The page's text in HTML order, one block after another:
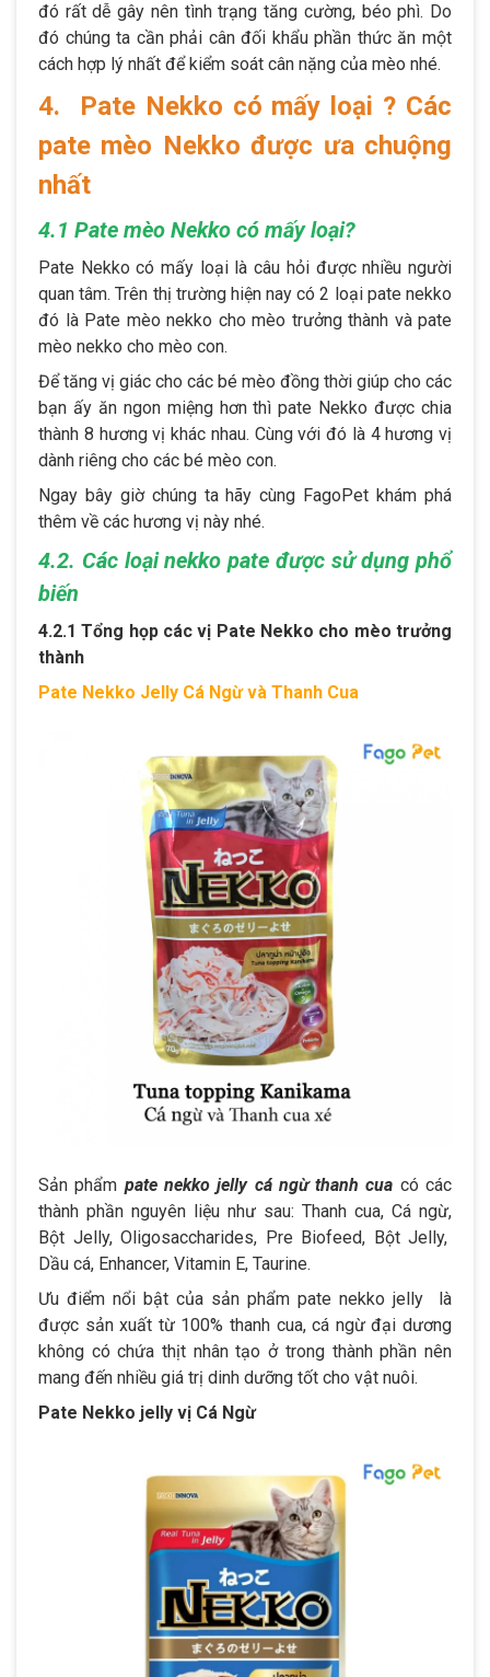
đó rất dễ gây nên tình trạng tăng cường, béo phì. Do
đó chúng ta cần phải cân đối khẩu phần thức ăn một
cách hợp lý nhất để kiểm soát cân nặng của mèo nhé.
4. Pate Nekko có mấy loại ? Các
pate mèo Nekko được ưa chuộng
nhất
4.1 Pate mèo Nekko có mấy loại?
Pate Nekko có mấy loại là câu hỏi được nhiều người
quan tâm. Trên thị trường hiện nay có 2 loại pate nekko
đó là Pate mèo nekko cho mèo trưởng thành và pate
mèo nekko cho mèo con.
Để tăng vị giác cho các bé mèo đồng thời giúp cho các
bạn ấy ăn ngon miệng hơn thì pate Nekko được chia
thành 8 hương vị khác nhau. Cùng với đó là 4 hương vị
dành riêng cho các bé mèo con.
Ngay bây giờ chúng ta hãy cùng FagoPet khám phá
thêm về các hương vị này nhé.
4.2. Các loại nekko pate được sử dụng phổ
biến
4.2.1 Tổng họp các vị Pate Nekko cho mèo trưởng
thành
Pate Nekko Jelly Cá Ngừ và Thanh Cua
Sản phẩm pate nekko jelly cá ngừ thanh cua có các
thành phần nguyên liệu như sau: Thanh cua, Cá ngừ,
Bột Jelly, Oligosaccharides, Pre Biofeed, Bột Jelly,
Dầu cá, Enhancer, Vitamin E, Taurine.
Ưu điểm nổi bật của sản phẩm pate nekko jelly là
được sản xuất từ 100% thanh cua, cá ngừ đại dương
không có chứa thịt nhân tạo ở trong thành phần nên
mang đến nhiều giá trị dinh dưỡng tốt cho vật nuôi.
Pate Nekko jelly vị Cá Ngừ